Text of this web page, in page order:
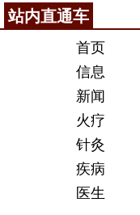
站内直通车
首页
信息
新闻
火疗
针灸
疾病
医生